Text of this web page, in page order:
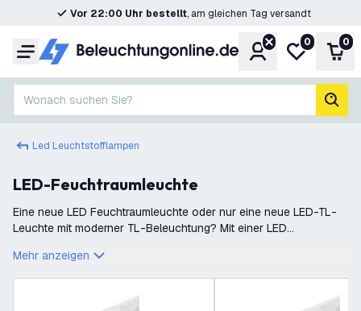
Vor 22:00 Uhr bestellt, am gleichen Tag versandt
Menü KontoMeine
0 0
Wonach suchen Sie?
Led Leuchtstofflampen
LED-Feuchtraumleuchte
Eine neue LED Feuchtraumleuchte oder nur eine neue LED-TL-
Leuchte mit moderner TL-Beleuchtung? Mit einer LED
als eine gute Lichtquelle. Die
Mehr anzeigen